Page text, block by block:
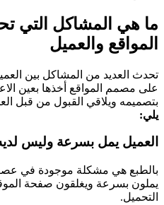
ما هي المشاكل التي
المواقع والعميل
تحدث العديد من المشاكل بين
على مصمم المواقع أخذها بعين
بتصميمه ويلاقي القبول من قبل
يلي:
العميل يمل بسرعة وليس
بالطبع هي مشكلة موجودة في
التحميل.